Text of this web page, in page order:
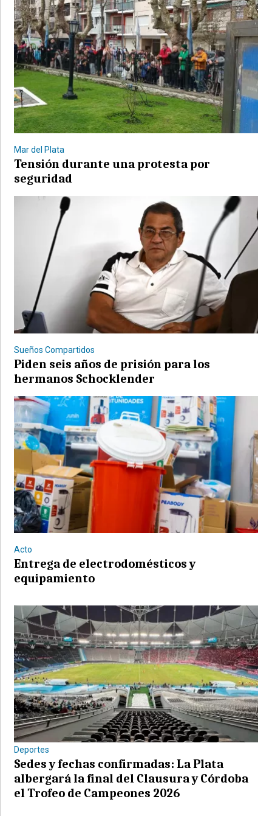
Mar del Plata
Tensión durante una protesta por
seguridad
Sueños Compartidos
Piden seis años de prisión para los
hermanos Schocklender
Acto
Entrega de electrodomésticos y
equipamiento
Deportes
Sedes y fechas confirmadas: La Plata
albergará la final del Clausura y Córdoba
el Trofeo de Campeones 2026